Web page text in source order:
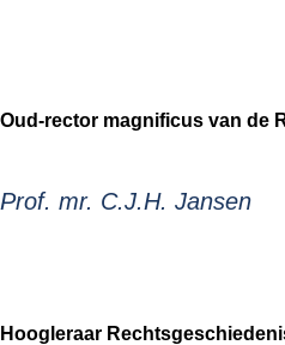
Oud-rector magnificus van de
Prof. mr. C.J.H. Jansen
Hoogleraar